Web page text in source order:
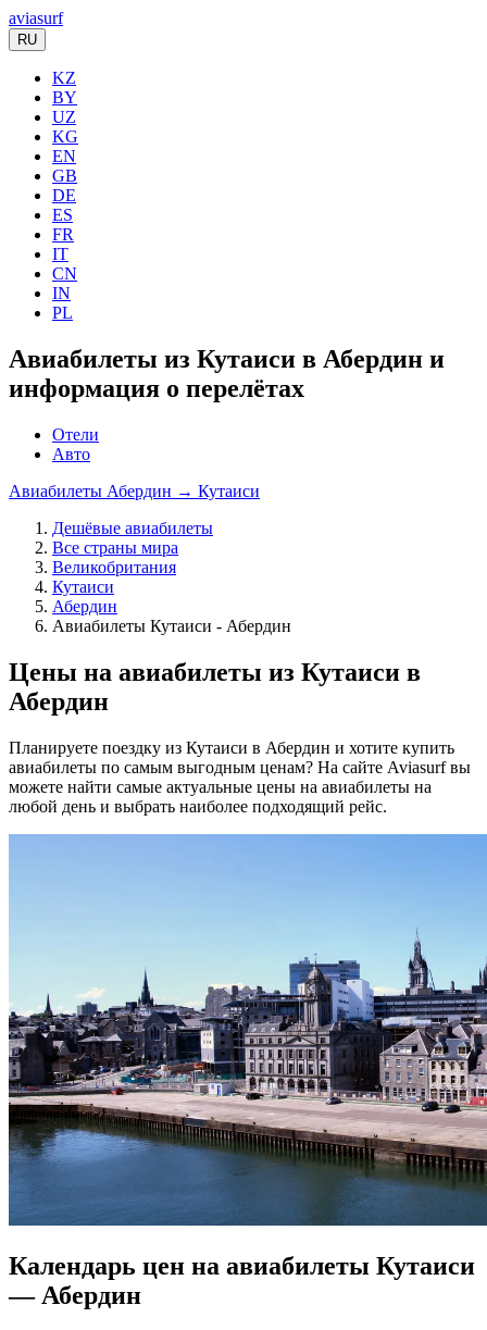
aviasurf
RU
KZ
BY
UZ
KG
EN
GB
DE
ES
FR
IT
CN
IN
PL
Авиабилеты из Кутаиси в Абердин и
информация о перелётах
Отели
Авто
Авиабилеты Абердин → Кутаиси
Дешёвые авиабилеты
Все страны мира
Великобритания
Кутаиси
Абердин
Авиабилеты Кутаиси - Абердин
Цены на авиабилеты из Кутаиси в
Абердин
Планируете поездку из Кутаиси в Абердин и хотите купить
авиабилеты по самым выгодным ценам? На сайте Aviasurf вы
можете найти самые актуальные цены на авиабилеты на
любой день и выбрать наиболее подходящий рейс.
Календарь цен на авиабилеты Кутаиси
— Абердин